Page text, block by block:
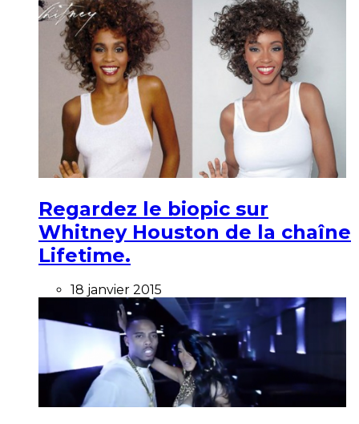
Regardez le biopic sur
Whitney Houston de la chaîne
Lifetime.
18 janvier 2015